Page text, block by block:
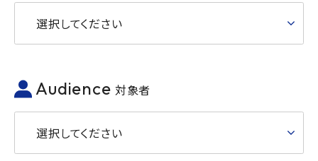
選択してください
Audience 対象者
選択してください